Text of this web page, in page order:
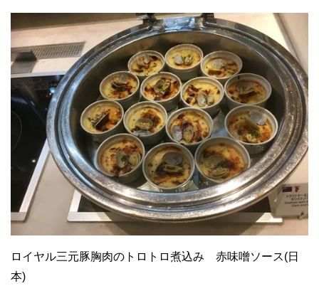
ロイヤル三元豚胸肉のトロトロ煮込み 赤味噌ソース(日
本)